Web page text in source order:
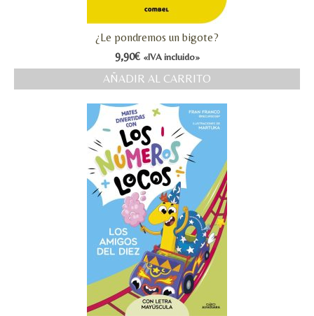
¿Le pondremos un bigote?
9,90€ «IVA incluido»
AÑADIR AL CARRITO